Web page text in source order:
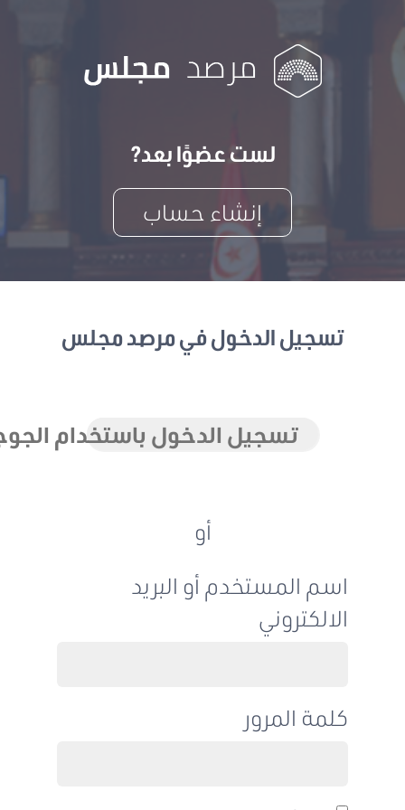
لست عضوًا بعد?
إنشاء حساب
تسجيل الدخول في مرصد مجلس
تسجيل الدخول باستخدام الجوجل
اسم المستخدم أو البريد
الالكتروني
كلمة المرور